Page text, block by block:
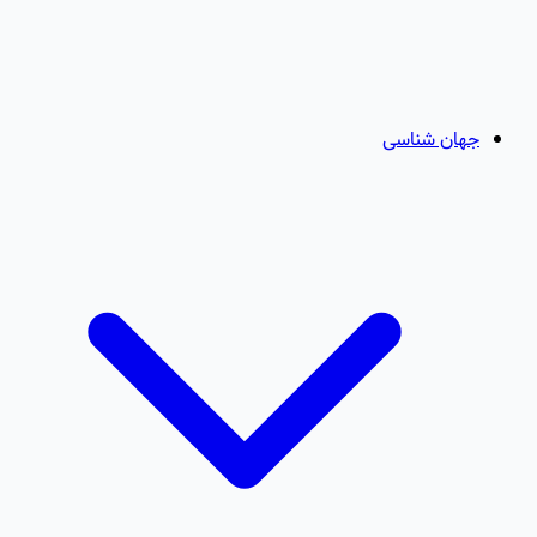
جهان شناسی